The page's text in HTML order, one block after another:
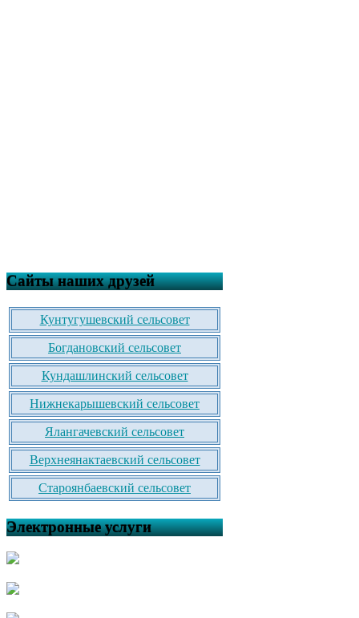
Сайты наших друзей
Кунтугушевский сельсовет
Богдановский сельсовет
Кундашлинский сельсовет
Нижнекарышевский сельсовет
Ялангачевский сельсовет
Верхнеянактаевский сельсовет
Староянбаевский сельсовет
Электронные услуги